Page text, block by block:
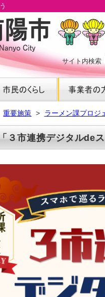
サイト内検索
重要施策 ラーメン課プロジ
３市連携デジタルde